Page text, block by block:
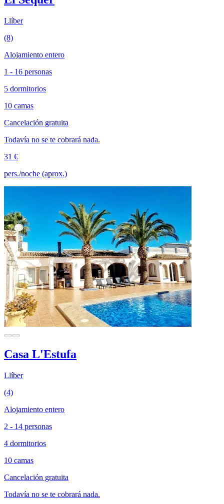
Llíber
(8)
Alojamiento entero
1 - 16 personas
5 dormitorios
10 camas
Cancelación gratuita
Todavía no se te cobrará nada.
31 €
pers./noche (aprox.)
Casa L'Estufa
Llíber
(4)
Alojamiento entero
2 - 14 personas
4 dormitorios
10 camas
Cancelación gratuita
Todavía no se te cobrará nada.